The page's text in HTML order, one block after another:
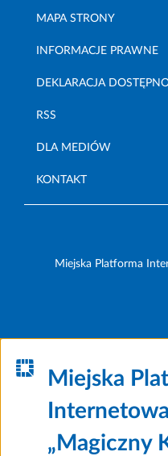
MAPA STRONY
INFORMACJE PRAWNE
DEKLARACJA
RSS
DLA MEDIÓW
KONTAKT
Miejska Platforma
Miejska
Internetowa
„Magiczny